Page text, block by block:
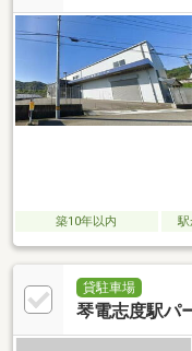
築10年以内
貸駐車場
琴電志度駅パ